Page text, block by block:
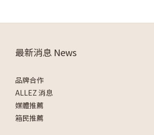
最新消息 News
品牌合作
ALLEZ 消息
媒體推薦
箱民推薦